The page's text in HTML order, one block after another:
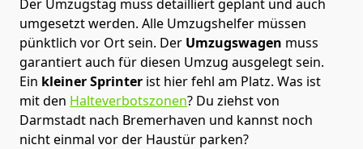
Der Umzugstag muss detailliert geplant und auch
umgesetzt werden. Alle Umzugshelfer müssen
pünktlich vor Ort sein. Der Umzugswagen muss
garantiert auch für diesen Umzug ausgelegt sein.
Ein kleiner Sprinter ist hier fehl am Platz. Was ist
mit den Halteverbotszonen? Du ziehst von
Darmstadt nach Bremer­haven und kannst noch
nicht einmal vor der Haustür parken?